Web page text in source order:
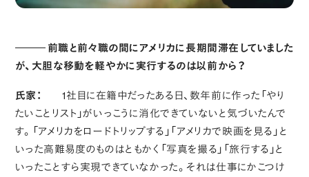
前職と前々職の間にアメリカに長期間滞在していました
が、大胆な移動を軽やかに実行するのは以前から？
氏家：
1社目に在籍中だったある日、数年前に作った「やり
たいことリスト」がいっこうに消化できていないと気づいたんで
す。「アメリカをロードトリップする」「アメリカで映画を見る」と
いった高難易度のものはともかく「写真を撮る」「旅行する」と
いったことすら実現できていなかった。それは仕事にかこつけ